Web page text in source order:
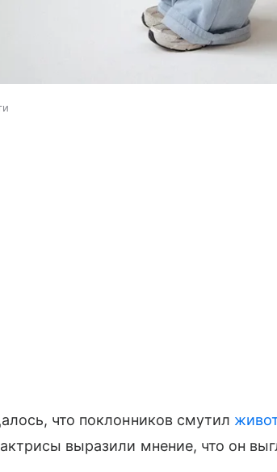
что поклонников смутил
выразили мнение, что он